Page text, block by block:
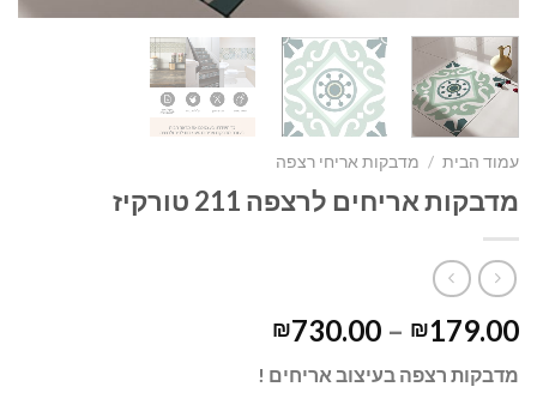
עמוד הבית / מדבקות אריחי רצפה
מדבקות אריחים לרצפה 211 טורקיז
₪179.00
–
₪730.00
מדבקות רצפה בעיצוב אריחים !